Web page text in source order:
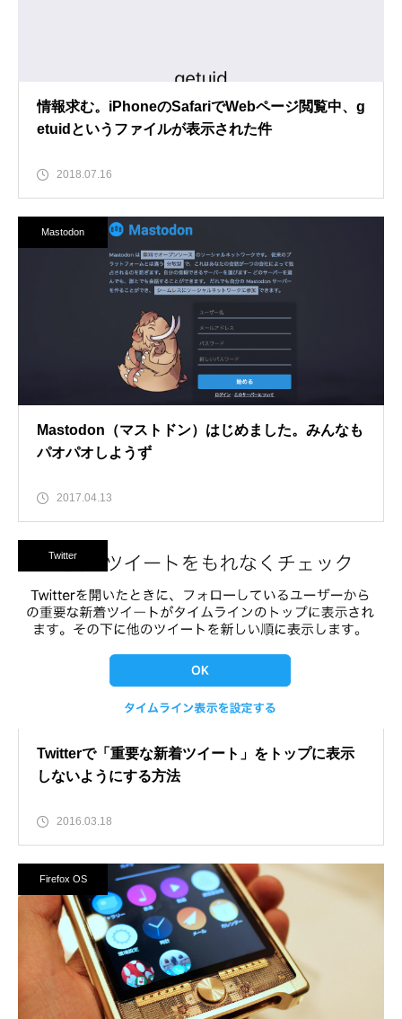
情報求む。iPhoneのSafariでWebページ閲覧中、g
etuidというファイルが表示された件
2018.07.16
Mastodon
Mastodon（マストドン）はじめました。みんなも
パオパオしようず
2017.04.13
Twitter
Twitterで「重要な新着ツイート」をトップに表示
しないようにする方法
2016.03.18
Firefox OS